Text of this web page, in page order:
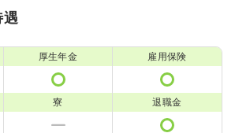
遇
厚生年金 雇用保険
寮 退職金